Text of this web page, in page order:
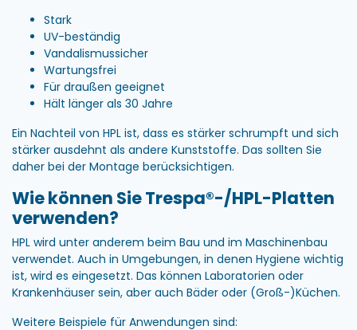
Stark
UV-beständig
Vandalismussicher
Wartungsfrei
Für draußen geeignet
Hält länger als 30 Jahre
Ein Nachteil von HPL ist, dass es stärker schrumpft und sich
stärker ausdehnt als andere Kunststoffe. Das sollten Sie
daher bei der Montage berücksichtigen.
Wie können Sie Trespa®-/HPL-Platten
verwenden?
HPL wird unter anderem beim Bau und im Maschinenbau
verwendet. Auch in Umgebungen, in denen Hygiene wichtig
ist, wird es eingesetzt. Das können Laboratorien oder
Krankenhäuser sein, aber auch Bäder oder (Groß-)Küchen.
Weitere Beispiele für Anwendungen sind: